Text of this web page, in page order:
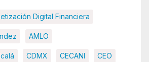
Digital Financiera
AMLO
CDMX CECANI CEO